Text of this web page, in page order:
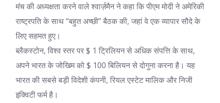
मंच की अध्यक्षता करने वाले श्वार्ज़मैन ने कहा कि पीएम मोदी ने अमेरिकी
राष्ट्रपति के साथ “बहुत अच्छी” बैठक की, जहां वे एक व्यापार सौदे के
लिए सहमत हुए।
ब्लैकस्टोन, विश्व स्तर पर $ 1 ट्रिलियन से अधिक संपत्ति के साथ,
अपने भारत के जोखिम को $ 100 बिलियन से दोगुना करना है। यह
भारत की सबसे बड़ी विदेशी कंपनी, रियल एस्टेट मालिक और निजी
इक्विटी फर्म है।